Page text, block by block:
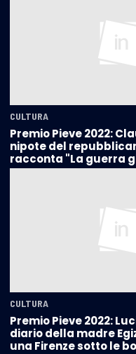
CULTURA
Premio Pieve 2022:
nipote del
racconta "La guerra
CULTURA
Premio Pieve 2022:
diario della madre
una Firenze sotto le